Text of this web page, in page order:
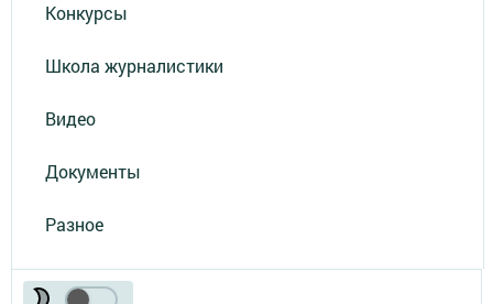
Конкурсы
Школа журналистики
Видео
Документы
Разное